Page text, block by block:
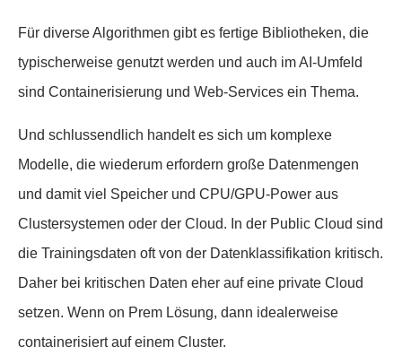
Für diverse Algorithmen gibt es fertige Bibliotheken, die
typischerweise genutzt werden und auch im AI-Umfeld
sind Containerisierung und Web-Services ein Thema.
Und schlussendlich handelt es sich um komplexe
Modelle, die wiederum erfordern große Datenmengen
und damit viel Speicher und CPU/GPU-Power aus
Clustersystemen oder der Cloud. In der Public Cloud sind
die Trainingsdaten oft von der Datenklassifikation kritisch.
Daher bei kritischen Daten eher auf eine private Cloud
setzen. Wenn on Prem Lösung, dann idealerweise
containerisiert auf einem Cluster.